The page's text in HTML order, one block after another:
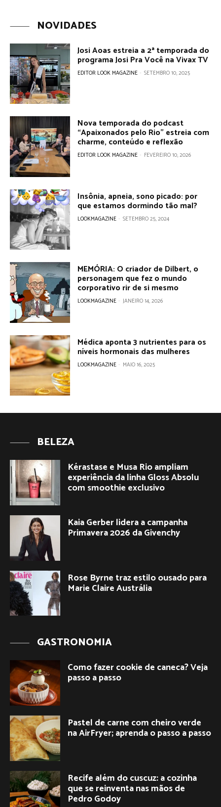
NOVIDADES
Josi Aoas estreia a 2ª temporada do
programa Josi Pra Você na Vivax TV
EDITOR LOOK MAGAZINE - SETEMBRO 10, 2025
Nova temporada do podcast
“Apaixonados pelo Rio” estreia com
charme, conteúdo e reflexão
EDITOR LOOK MAGAZINE - FEVEREIRO 10, 2026
Insônia, apneia, sono picado: por
que estamos dormindo tão mal?
LOOKMAGAZINE - SETEMBRO 25, 2024
MEMÓRIA: O criador de Dilbert, o
personagem que fez o mundo
corporativo rir de si mesmo
LOOKMAGAZINE - JANEIRO 14, 2026
Médica aponta 3 nutrientes para os
níveis hormonais das mulheres
LOOKMAGAZINE - MAIO 16, 2025
BELEZA
Kérastase e Musa Rio ampliam
experiência da linha Gloss Absolu
com smoothie exclusivo
Kaia Gerber lidera a campanha
Primavera 2026 da Givenchy
Rose Byrne traz estilo ousado para
Marie Claire Austrália
GASTRONOMIA
Como fazer cookie de caneca? Veja
passo a passo
Pastel de carne com cheiro verde
na AirFryer; aprenda o passo a passo
Recife além do cuscuz: a cozinha
que se reinventa nas mãos de
Pedro Godoy